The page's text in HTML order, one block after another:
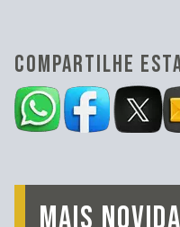
COMPARTILHE